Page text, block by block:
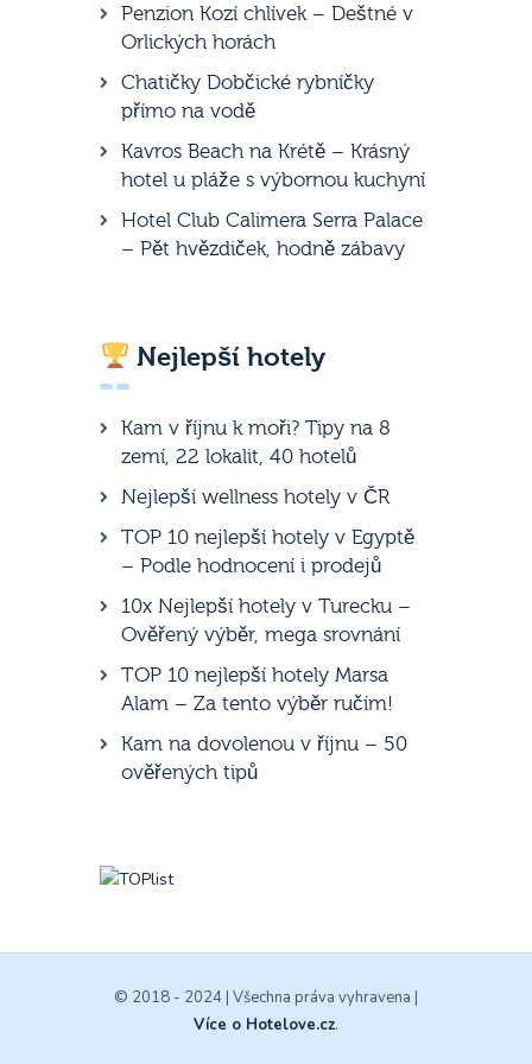
Penzion Kozí chlívek – Deštné v
Orlických horách
Chatičky Dobčické rybníčky
přímo na vodě
Kavros Beach na Krétě – Krásný
hotel u pláže s výbornou kuchyní
Hotel Club Calimera Serra Palace
– Pět hvězdiček, hodně zábavy
Nejlepší hotely
Kam v říjnu k moři? Tipy na 8
zemí, 22 lokalit, 40 hotelů
Nejlepší wellness hotely v ČR
TOP 10 nejlepší hotely v Egyptě
– Podle hodnocení i prodejů
10x Nejlepší hotely v Turecku –
Ověřený výběr, mega srovnání
TOP 10 nejlepší hotely Marsa
Alam – Za tento výběr ručím!
Kam na dovolenou v říjnu – 50
ověřených tipů
© 2018 - 2024 | Všechna práva vyhravena |
Více o Hotelove.cz.